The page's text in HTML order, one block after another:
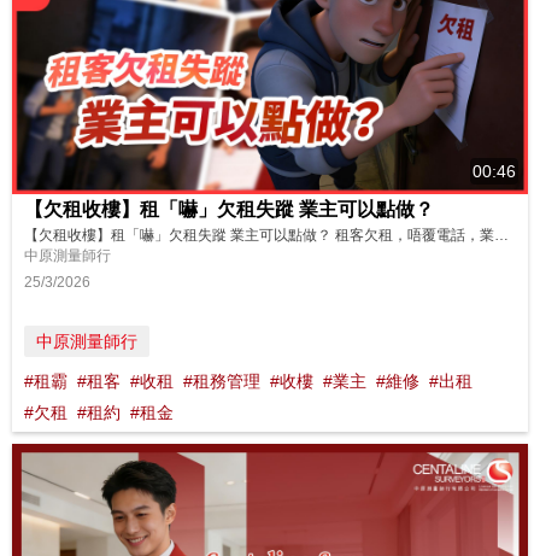
00:46
【欠租收樓】租「嚇」欠租失蹤 業主可以點做？
中原測量師行
25/3/2026
中原測量師行
#租霸 #租客 #收租 #租務管理 #收樓 #業主 #維修 #出租
#欠租
#租約 #租金